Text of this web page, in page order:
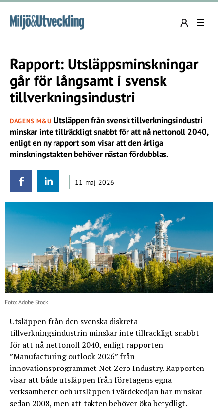
Rapport: Utsläppsminskningar
går för långsamt i svensk
tillverkningsindustri
DAGENS M&U Utsläppen från svensk tillverkningsindustri
minskar inte tillräckligt snabbt för att nå nettonoll 2040,
enligt en ny rapport som visar att den årliga
minskningstakten behöver nästan fördubblas.
11 maj 2026
Foto: Adobe Stock
Utsläppen från den svenska diskreta
tillverkningsindustrin minskar inte tillräckligt snabbt
för att nå nettonoll 2040, enligt rapporten
”Manufacturing outlook 2026” från
innovationsprogrammet Net Zero Industry. Rapporten
visar att både utsläppen från företagens egna
verksamheter och utsläppen i värdekedjan har minskat
sedan 2008, men att takten behöver öka betydligt.